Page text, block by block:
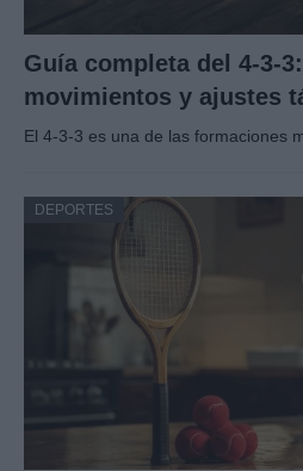
Guía completa del 4-3-
movimientos y ajustes
El 4-3-3 es una de las formaciones
DEPORTES